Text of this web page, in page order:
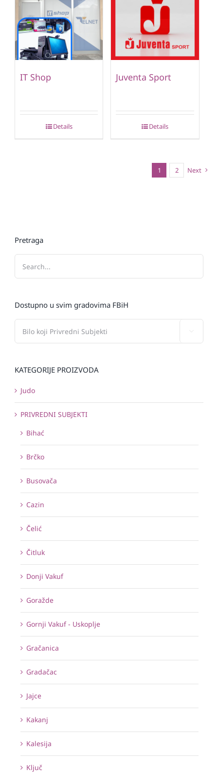
IT Shop
Details
Juventa Sport
Details
1 2 Next
Pretraga
Dostupno u svim gradovima FBiH
KATEGORIJE PROIZVODA
Judo
PRIVREDNI SUBJEKTI
Bihać
Brčko
Busovača
Cazin
Čelić
Čitluk
Donji Vakuf
Goražde
Gornji Vakuf - Uskoplje
Gračanica
Gradačac
Jajce
Kakanj
Kalesija
Ključ